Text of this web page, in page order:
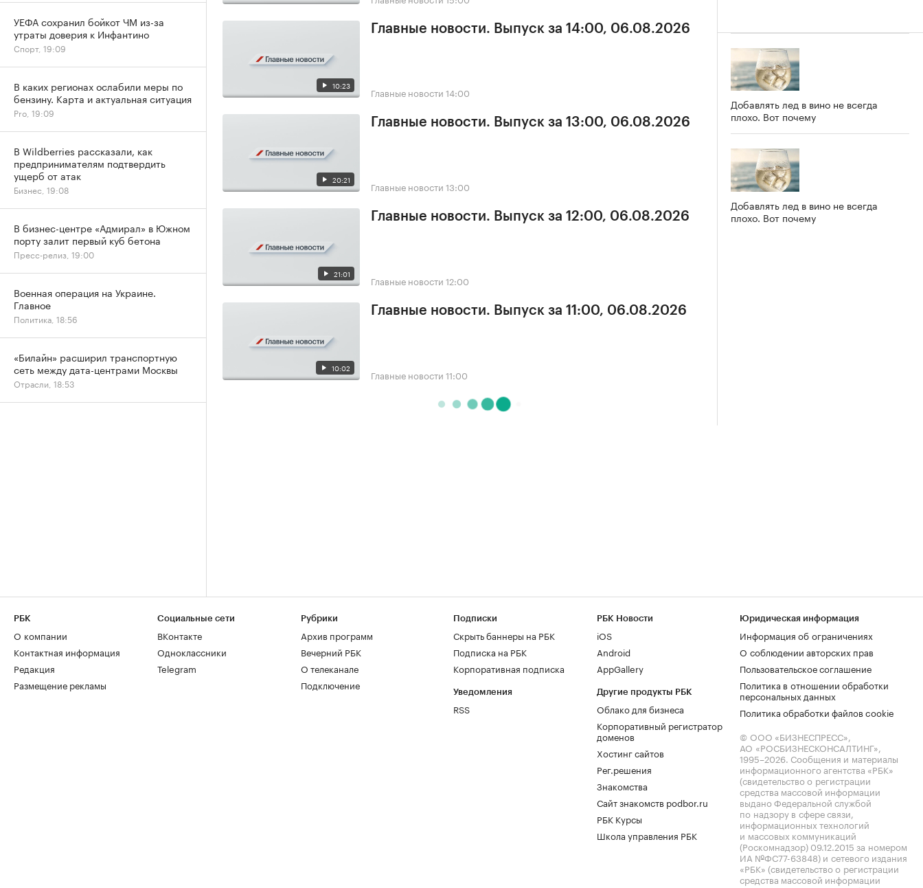
10:23
Главные новости. Выпуск за 14:00, 06.08.2026
Главные новости 14:00
20:21
Главные новости. Выпуск за 13:00, 06.08.2026
Главные новости 13:00
21:01
Главные новости. Выпуск за 12:00, 06.08.2026
Главные новости 12:00
10:02
Главные новости. Выпуск за 11:00, 06.08.2026
Главные новости 11:00
Добавлять лед в вино не всегда
плохо. Вот почему
Добавлять лед в вино не всегда
плохо. Вот почему
УЕФА сохранил бойкот ЧМ из-за
утраты доверия к Инфантино
Спорт, 19:09
В каких регионах ослабили меры по
бензину. Карта и актуальная ситуация
Pro, 19:09
В Wildberries рассказали, как
предпринимателям подтвердить
ущерб от атак
Бизнес, 19:08
В бизнес-центре «Адмирал» в Южном
порту залит первый куб бетона
Пресс-релиз, 19:00
Военная операция на Украине.
Главное
Политика, 18:56
«Билайн» расширил транспортную
сеть между дата-центрами Москвы
Отрасли, 18:53
РБК
О компании
Контактная информация
Редакция
Размещение рекламы
Социальные сети
ВКонтакте
Одноклассники
Telegram
Рубрики
Архив программ
Вечерний РБК
О телеканале
Подключение
Подписки
Скрыть баннеры на РБК
Подписка на РБК
Корпоративная подписка
Уведомления
RSS
РБК Новости
iOS
Android
AppGallery
Другие продукты РБК
Облако для бизнеса
Корпоративный регистратор
доменов
Хостинг сайтов
Рег.решения
Знакомства
Сайт знакомств podbor.ru
РБК Курсы
Школа управления РБК
Юридическая информация
Информация об ограничениях
О соблюдении авторских прав
Пользовательское соглашение
Политика в отношении обработки
персональных данных
Политика обработки файлов cookie
© ООО «БИЗНЕСПРЕСС»,
АО «РОСБИЗНЕСКОНСАЛТИНГ»,
1995–2026. Сообщения и материалы
информационного агентства «РБК»
(свидетельство о регистрации
средства массовой информации
выдано Федеральной службой
по надзору в сфере связи,
информационных технологий
и массовых коммуникаций
(Роскомнадзор) 09.12.2015 за номером
ИА №ФС77-63848) и сетевого издания
«РБК» (свидетельство о регистрации
средства массовой информации